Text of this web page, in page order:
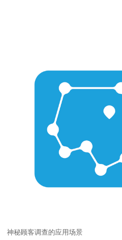
神秘顾客调查的应用场景